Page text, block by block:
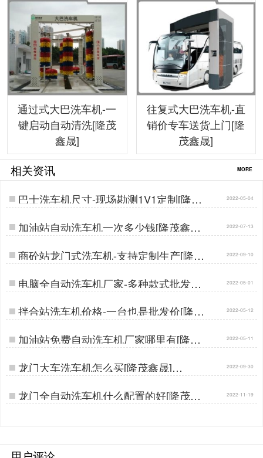
通过式大巴洗车机-一
键启动自动清洗[隆茂
鑫晟]
往复式大巴洗车机-直
销价专车送货上门[隆
茂鑫晟]
相关资讯 MORE
巴士洗车机尺寸-现场勘测1V1定制[隆茂
鑫晟]…
2022-05-04
加油站自动洗车机一次多少钱[隆茂鑫晟]
…
2022-07-13
商砼站龙门式洗车机-支持定制生产[隆茂
鑫晟]…
2022-09-10
电脑全自动洗车机厂家-多种款式批发价
[隆茂鑫晟]…
2022-05-01
拌合站洗车机价格-一台也是批发价[隆茂
鑫晟]…
2022-05-12
加油站免费自动洗车机厂家哪里有[隆茂
鑫晟]…
2022-05-11
龙门大车洗车机怎么买[隆茂鑫晟]… 2022-09-30
龙门全自动洗车机什么配置的好[隆茂鑫
晟]…
2022-11-19